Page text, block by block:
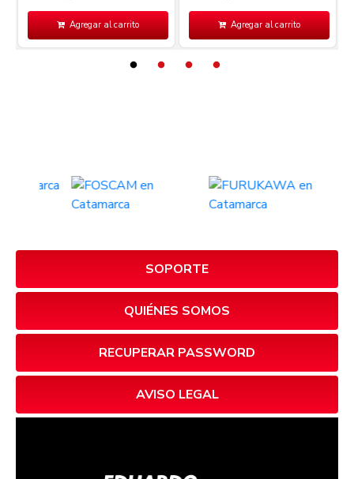
Agregar al carrito Agregar al carrito
SOPORTE
QUIÉNES SOMOS
RECUPERAR PASSWORD
AVISO LEGAL